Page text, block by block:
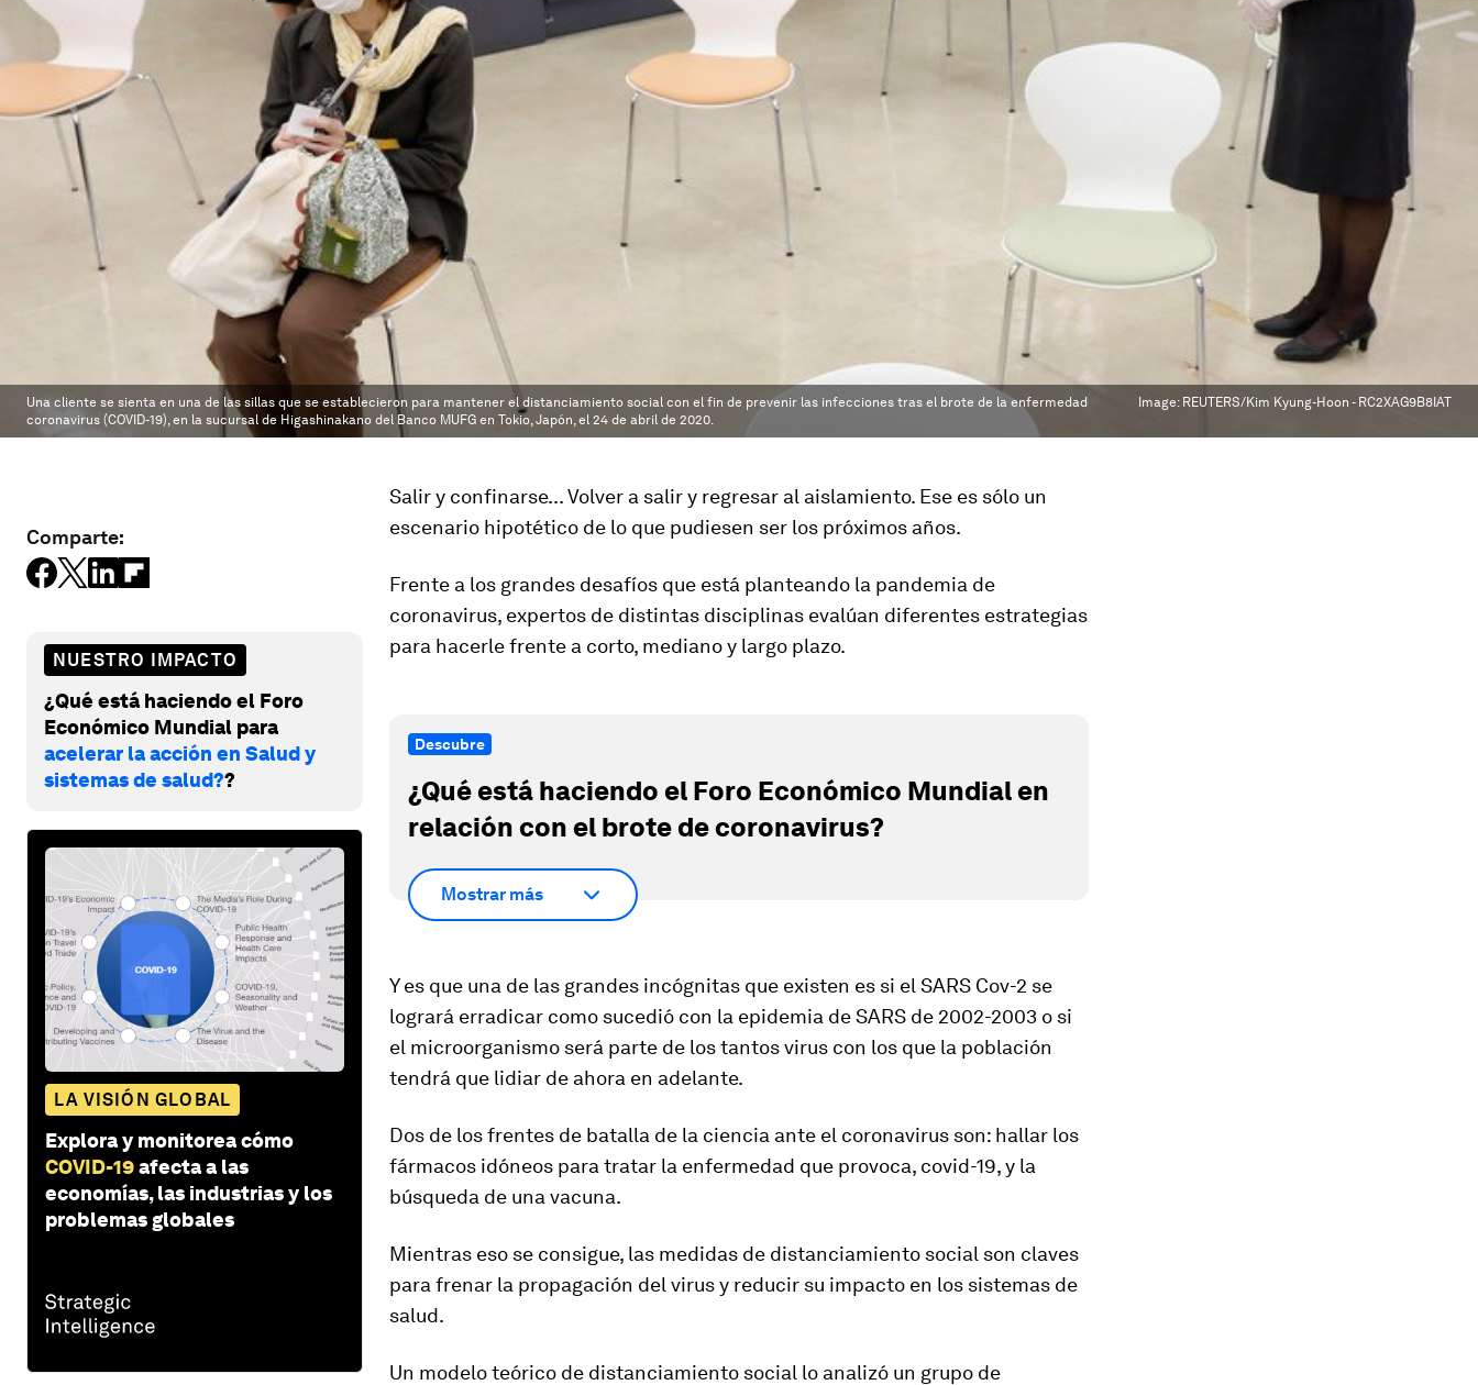
Una cliente se sienta en una de las sillas que se establecieron para mantener el distanciamiento social con el fin de prevenir las infecciones tras el brote de la enfermedad
coronavirus (COVID-19), en la sucursal de Higashinakano del Banco MUFG en Tokio, Japón, el 24 de abril de 2020.
Image: REUTERS/Kim Kyung-Hoon - RC2XAG9B8IAT
Comparte:
NUESTRO IMPACTO
¿Qué está haciendo el Foro
Económico Mundial para
acelerar la acción en Salud y
sistemas de salud??
LA VISIÓN GLOBAL
Explora y monitorea cómo
COVID-19afecta a las
economías, las industrias y los
problemas globales
Salir y confinarse... Volver a salir y regresar al aislamiento. Ese es sólo un
escenario hipotético de lo que pudiesen ser los próximos años.
Frente a los grandes desafíos que está planteando la pandemia de
coronavirus, expertos de distintas disciplinas evalúan diferentes estrategias
para hacerle frente a corto, mediano y largo plazo.
Descubre
¿Qué está haciendo el Foro Económico Mundial en
relación con el brote de coronavirus?
Mostrar más
Y es que una de las grandes incógnitas que existen es si el SARS Cov-2 se
logrará erradicar como sucedió con la epidemia de SARS de 2002-2003 o si
el microorganismo será parte de los tantos virus con los que la población
tendrá que lidiar de ahora en adelante.
Dos de los frentes de batalla de la ciencia ante el coronavirus son: hallar los
fármacos idóneos para tratar la enfermedad que provoca, covid-19, y la
búsqueda de una vacuna.
Mientras eso se consigue, las medidas de distanciamiento social son claves
para frenar la propagación del virus y reducir su impacto en los sistemas de
salud.
Un modelo teórico de distanciamiento social lo analizó un grupo de